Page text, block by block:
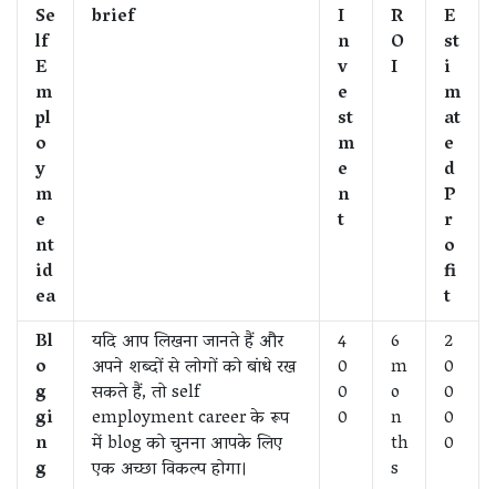
Se
lf
E
m
pl
o
y
m
e
nt
id
ea
brief I
n
v
e
st
m
e
n
t
R
O
I
E
st
i
m
at
e
d
P
r
o
fi
t
Bl
o
g
gi
n
g
यदि आप लिखना जानते हैं और
अपने शब्दों से लोगों को बांधे रख
सकते हैं, तो self
employment career के रूप
में blog को चुनना आपके लिए
एक अच्छा विकल्प होगा।
4
0
0
0
6
m
o
n
th
s
2
0
0
0
0